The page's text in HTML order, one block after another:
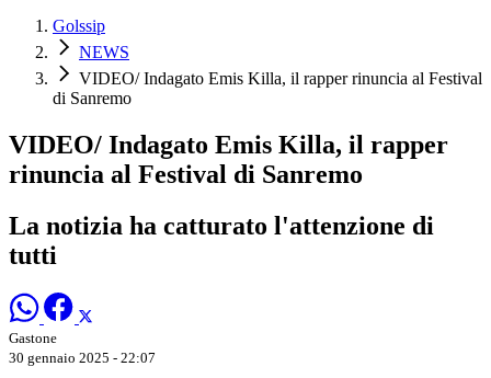
Golssip
NEWS
VIDEO/ Indagato Emis Killa, il rapper rinuncia al Festival
di Sanremo
VIDEO/ Indagato Emis Killa, il rapper
rinuncia al Festival di Sanremo
La notizia ha catturato l'attenzione di
tutti
Gastone
30 gennaio 2025 - 22:07